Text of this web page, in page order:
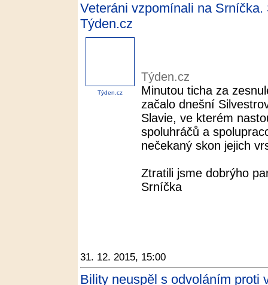
Veteráni vzpomínali na
Týden.cz
Týden.cz
Týden.cz
Minutou ticha za
začalo dnešní
Slavie, ve kterém
spoluhráčů a
nečekaný skon jejich
Ztratili jsme dobrýho
Srníčka
31. 12. 2015, 15:00
Bility neuspěl s odvoláním proti